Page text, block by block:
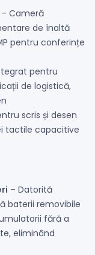
– Cameră
de înaltă
pentru conferințe
pentru
de logistică,
scris și desen
tactile capacitive
– Datorită
baterii removibile
fără a
eliminând